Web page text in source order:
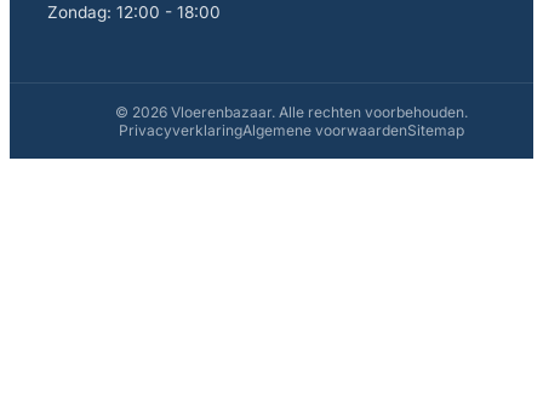
Zondag: 12:00 - 18:00
© 2026 Vloerenbazaar. Alle rechten voorbehouden.
PrivacyverklaringAlgemene voorwaardenSitemap